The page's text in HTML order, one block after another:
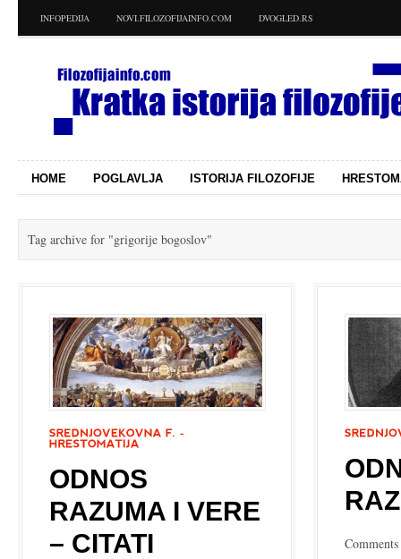
INFOPEDIJA NOVI.FILOZOFIJAINFO.COM DVOGLED.RS
HOME POGLAVLJA ISTORIJA FILOZOFIJE
Tag archive for "grigorije bogoslov"
ODNOS
RAZUMA I VERE
– CITATI